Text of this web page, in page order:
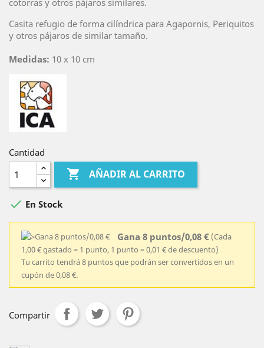
cotorras y otros pájaros similares.
Casita refugio de forma cilíndrica para Agapornis, Periquitos
y otros pájaros de similar tamaño.
Medidas: 10 x 10 cm
Cantidad
 AÑADIR AL CARRITO
 En Stock
Gana 8 puntos/0,08 € (Cada
1,00 € gastado = 1 punto, 1 punto = 0,01 € de descuento)
Tu carrito tendrá 8 puntos que podrán ser convertidos en un
cupón de 0,08 €.
Compartir